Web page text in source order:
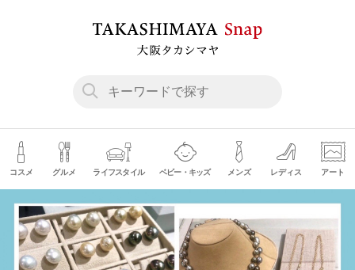
コスメ グルメ ライフスタイル ベビー・キッズ メンズ レディス アート